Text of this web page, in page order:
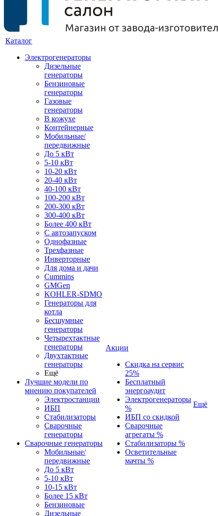
Каталог
Электрогенераторы
Дизельные
генераторы
Бензиновые
генераторы
Газовые
генераторы
В кожухе
Контейнерные
Мобильные/
передвижные
До 5 кВт
5-10 кВт
10-20 кВт
20-40 кВт
40-100 кВт
100-200 кВт
200-300 кВт
300-400 кВт
Более 400 кВт
С автозапуском
Однофазные
Трехфазные
Инверторные
Для дома и дачи
Cummins
GMGen
KOHLER-SDMO
Генераторы для
котла
Бесшумные
генераторы
Четырехтактные
генераторы
Двухтактные
генераторы
Ещё
Лучшие модели по
мнению покупателей
Электростанции
ИБП
Стабилизаторы
Сварочные
генераторы
Сварочные генераторы
Мобильные/
передвижные
До 5 кВт
5-10 кВт
10-15 кВт
Более 15 кВт
Бензиновые
Дизельные
Акции
Скидка на сервис
25%
Бесплатный
энергоаудит
Электрогенераторы
%
ИБП со скидкой
Сварочные
агрегаты %
Стабилизаторы %
Осветительные
мачты %
Ещё